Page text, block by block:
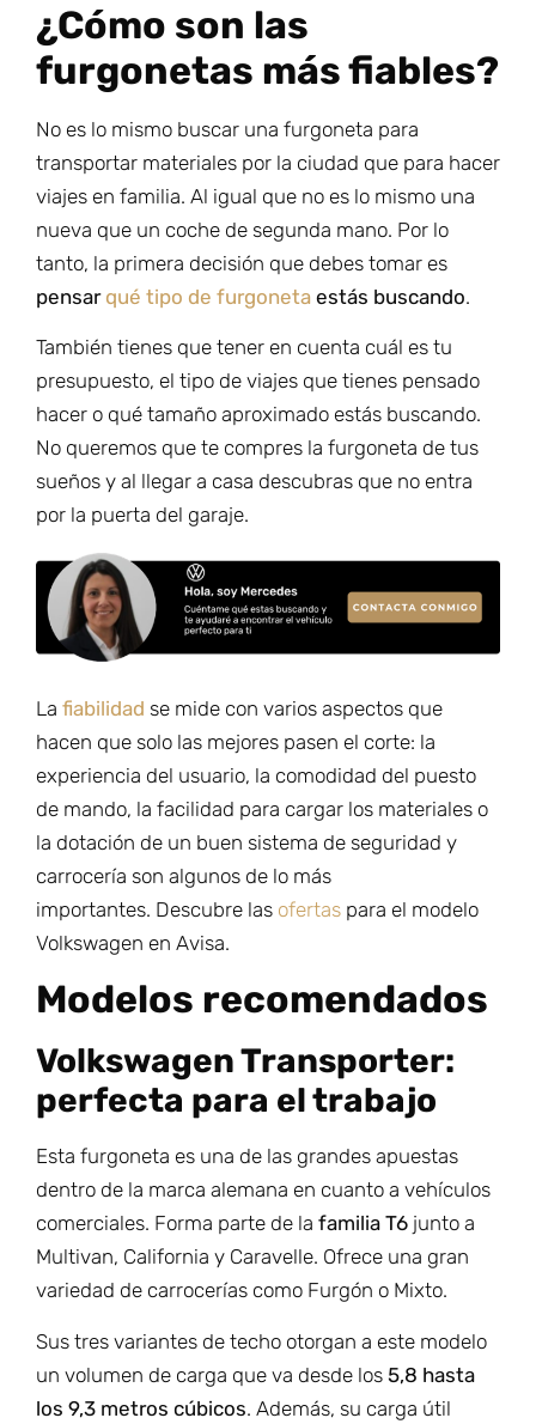
¿Cómo son las
furgonetas más fiables?
No es lo mismo buscar una furgoneta para
transportar materiales por la ciudad que para hacer
viajes en familia. Al igual que no es lo mismo una
nueva que un coche de segunda mano. Por lo
tanto, la primera decisión que debes tomar es
pensar qué tipo de furgoneta estás buscando.
También tienes que tener en cuenta cuál es tu
presupuesto, el tipo de viajes que tienes pensado
hacer o qué tamaño aproximado estás buscando.
No queremos que te compres la furgoneta de tus
sueños y al llegar a casa descubras que no entra
por la puerta del garaje.
La fiabilidad se mide con varios aspectos que
hacen que solo las mejores pasen el corte: la
experiencia del usuario, la comodidad del puesto
de mando, la facilidad para cargar los materiales o
la dotación de un buen sistema de seguridad y
carrocería son algunos de lo más
importantes. Descubre las ofertas para el modelo
Volkswagen en Avisa.
Modelos recomendados
Volkswagen Transporter:
perfecta para el trabajo
Esta furgoneta es una de las grandes apuestas
dentro de la marca alemana en cuanto a vehículos
comerciales. Forma parte de la familia T6 junto a
Multivan, California y Caravelle. Ofrece una gran
variedad de carrocerías como Furgón o Mixto.
Sus tres variantes de techo otorgan a este modelo
un volumen de carga que va desde los 5,8 hasta
los 9,3 metros cúbicos. Además, su carga útil